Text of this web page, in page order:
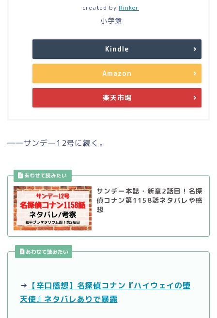
created by Rinker
小学館
Kindle
Amazon
楽天市場
――サンデー12号に続く。
サンデー本誌・新章2話目！名探
偵コナン第1158話ネタバレや感
想
あわせて読みたい
→ 【辛口感想】名探偵コナン『ハイウェイの堕
天使』ネタバレありで暴露